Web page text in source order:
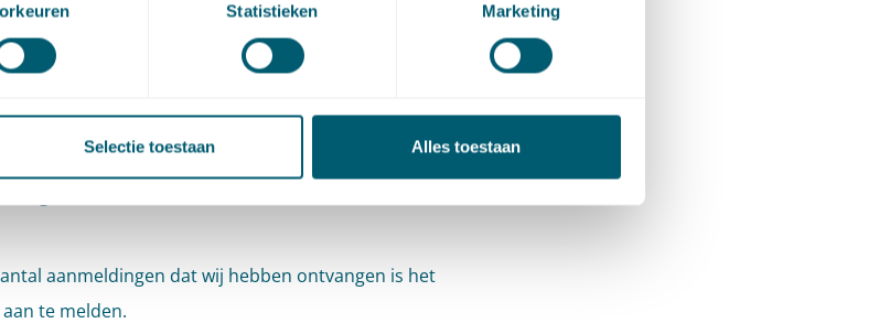
Statistieken Marketing
Selectie toestaan Alles toestaan
Vanuit het thema ‘de geschiedenis leren
sprekers op zoek naar de oorspronkelijke
internationale rechtsorde en de relevantie
tijd. Wat betekent deze rechtsorde voor de
aanmeldingen dat wij hebben ontvangen is het
te melden.